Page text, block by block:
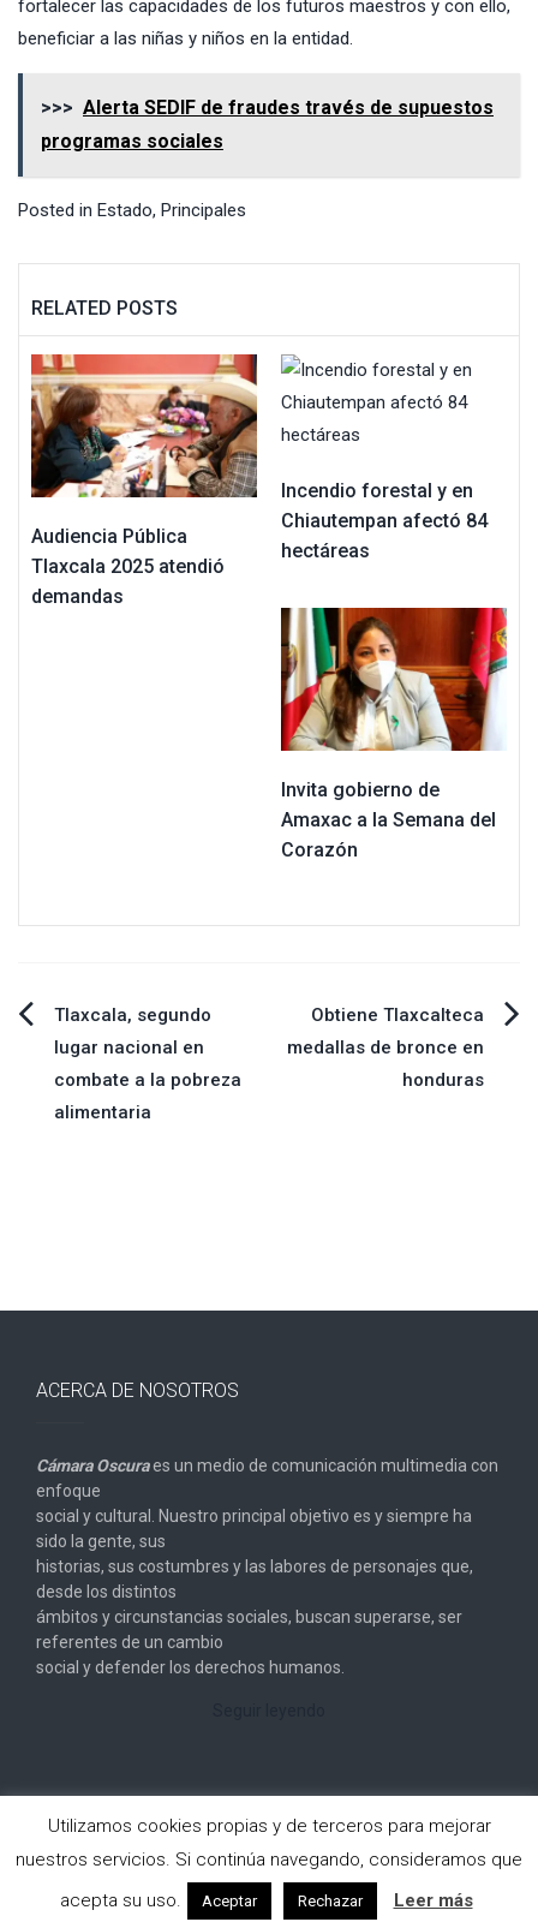
fortalecer las capacidades de los futuros maestros y con ello,
beneficiar a las niñas y niños en la entidad.
>>> Alerta SEDIF de fraudes través de supuestos
programas sociales
Posted in Estado, Principales
RELATED POSTS
Audiencia Pública
Tlaxcala 2025 atendió
demandas
Incendio forestal y en
Chiautempan afectó 84
hectáreas
Invita gobierno de
Amaxac a la Semana del
Corazón
Navegación
de
Tlaxcala, segundo
lugar nacional en
combate a la pobreza
alimentaria
Obtiene Tlaxcalteca
medallas de bronce en
honduras
ACERCA DE NOSOTROS
Cámara Oscuraes un medio de comunicación multimedia con
enfoque
social y cultural. Nuestro principal objetivo es y siempre ha
sido la gente, sus
historias, sus costumbres y las labores de personajes que,
desde los distintos
ámbitos y circunstancias sociales, buscan superarse, ser
referentes de un cambio
social y defender los derechos humanos.
Copyright © 2026Cámara Oscura. All rights reserved.
Designed by
FameThemes
Utilizamos cookies propias y de terceros para mejorar
nuestros servicios. Si continúa navegando, consideramos que
acepta su uso.
Aceptar Rechazar Leer más